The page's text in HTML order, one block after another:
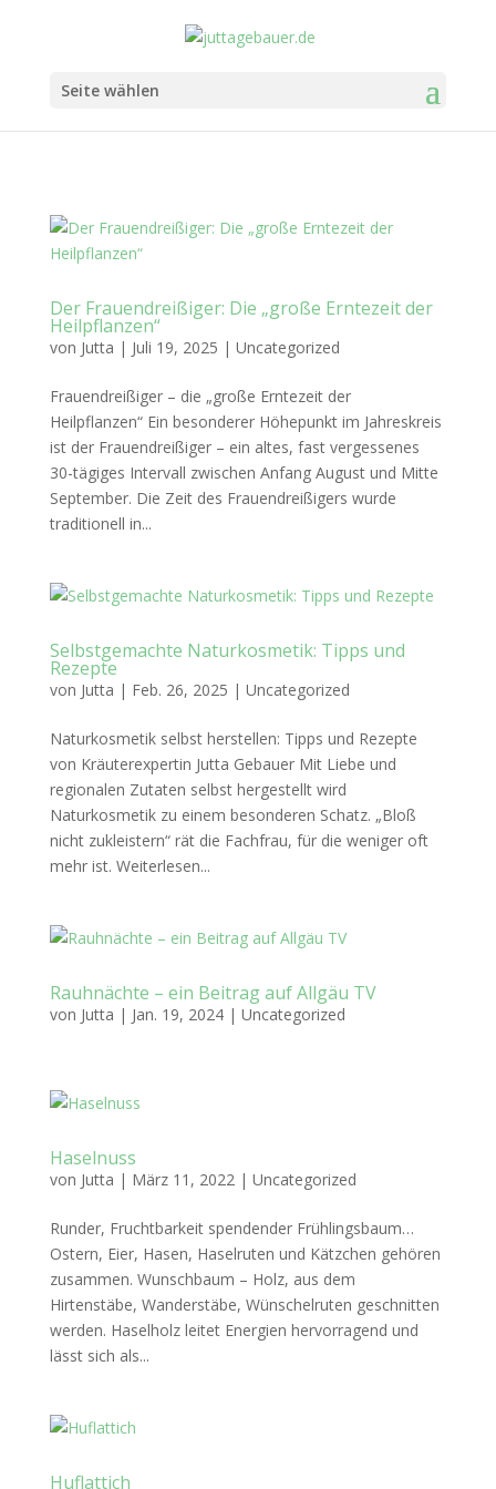
Seite wählen
Der Frauendreißiger: Die „große Erntezeit der
Heilpflanzen“
von Jutta | Juli 19, 2025 | Uncategorized
Frauendreißiger – die „große Erntezeit der
Heilpflanzen“ Ein besonderer Höhepunkt im Jahreskreis
ist der Frauendreißiger – ein altes, fast vergessenes
30-tägiges Intervall zwischen Anfang August und Mitte
September. Die Zeit des Frauendreißigers wurde
traditionell in...
Selbstgemachte Naturkosmetik: Tipps und
Rezepte
von Jutta | Feb. 26, 2025 | Uncategorized
Naturkosmetik selbst herstellen: Tipps und Rezepte
von Kräuterexpertin Jutta Gebauer Mit Liebe und
regionalen Zutaten selbst hergestellt wird
Naturkosmetik zu einem besonderen Schatz. „Bloß
nicht zukleistern“ rät die Fachfrau, für die weniger oft
mehr ist. Weiterlesen...
Rauhnächte – ein Beitrag auf Allgäu TV
von Jutta | Jan. 19, 2024| Uncategorized
Haselnuss
von Jutta | März 11, 2022| Uncategorized
Runder, Fruchtbarkeit spendender Frühlingsbaum…
Ostern, Eier, Hasen, Haselruten und Kätzchen gehören
zusammen. Wunschbaum – Holz, aus dem
Hirtenstäbe, Wanderstäbe, Wünschelruten geschnitten
werden. Haselholz leitet Energien hervorragend und
lässt sich als...
Huflattich